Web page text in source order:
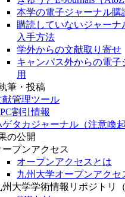
本学の電子ジャーナル購
購読していないジャーナ
入手方法
学外からの文献取り寄せ
キャンパス外からの電子
用
筆・投稿
献管理ツール
割引情報
ゲタカジャーナル（注意喚起
の公開
ープンアクセス
オープンアクセスとは
九州大学オープンアクセ
州大学学術情報リポジトリ（